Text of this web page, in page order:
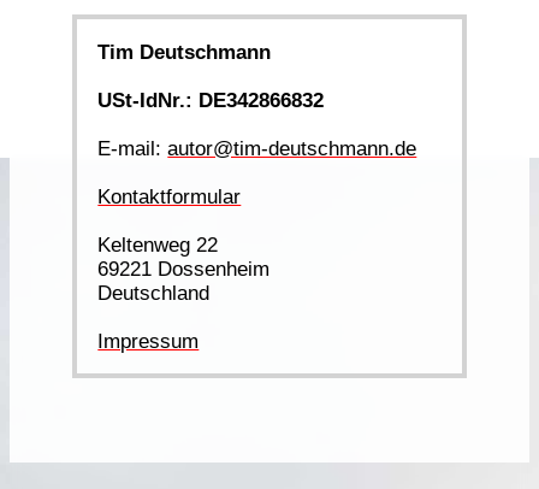
Tim Deutschmann
USt-IdNr.: DE342866832
E-mail:autor@tim-deutschmann.de
Kontaktformular
Keltenweg 22
69221 Dossenheim
Deutschland
Impressum